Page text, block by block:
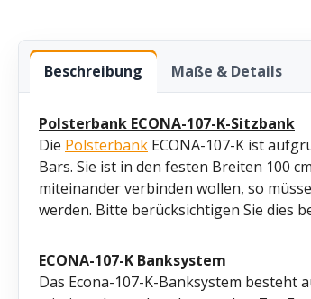
Beschreibung Maße & Details
Polsterbank ECONA-107-K-Sitzbank
Die Polsterbank ECONA-107-K ist
Bars. Sie ist in den festen Breiten 100
miteinander verbinden wollen, so
werden. Bitte berücksichtigen Sie dies
ECONA-107-K Banksystem
Das Econa-107-K-Banksystem besteht